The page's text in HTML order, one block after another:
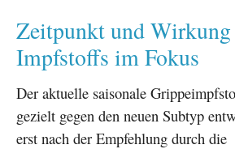
Zeitpunkt und Wirkung
Impfstoffs im Fokus
Der aktuelle saisonale
gezielt gegen den neuen Subtyp
erst nach der Empfehlung durch die